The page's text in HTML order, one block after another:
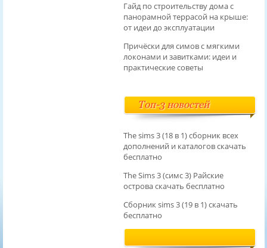
Гайд по строительству дома с
панорамной террасой на крыше:
от идеи до эксплуатации
Причёски для симов с мягкими
локонами и завитками: идеи и
практические советы
Топ-3 новостей
The sims 3 (18 в 1) сборник всех
дополнений и каталогов скачать
бесплатно
The Sims 3 (симс 3) Райские
острова скачать бесплатно
Сборник sims 3 (19 в 1) скачать
бесплатно